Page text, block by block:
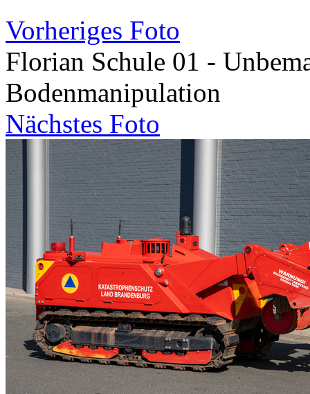
Vorheriges Foto
Florian Schule 01 -
Bodenmanipulation
Nächstes Foto